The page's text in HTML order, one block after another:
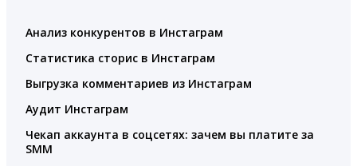
Анализ конкурентов в Инстаграм
Статистика сторис в Инстаграм
Выгрузка комментариев из Инстаграм
Аудит Инстаграм
Чекап аккаунта в соцсетях: зачем вы платите за
SMM